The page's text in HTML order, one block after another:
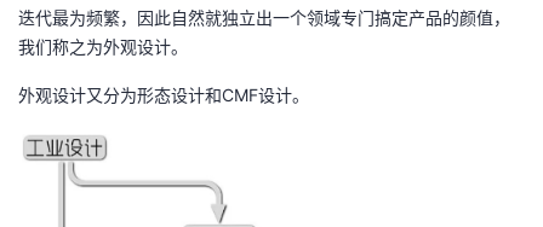
发
我
迭代最为频繁，因此自然就独立出一个领域专门搞定产品的颜值，
我们称之为外观设计。
外观设计又分为形态设计和CMF设计。